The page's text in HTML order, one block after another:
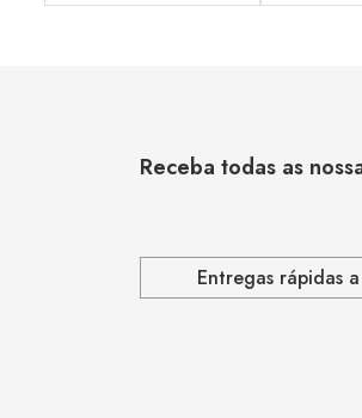
Receba todas as
Entregas rápidas